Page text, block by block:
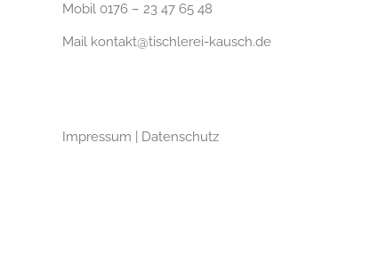
Mobil 0176 – 23 47 65 48
Mail kontakt@tischlerei-kausch.de
Impressum Datenschutz